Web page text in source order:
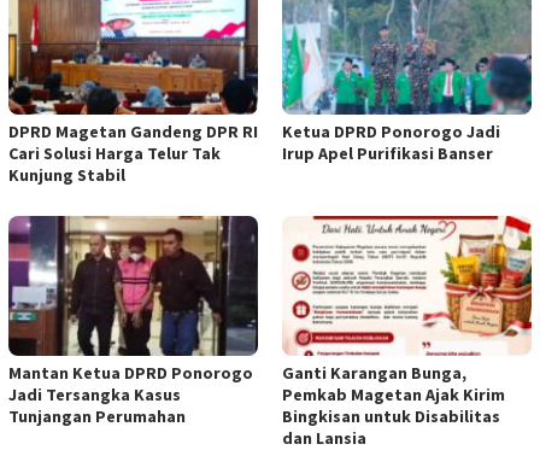
DPRD Magetan Gandeng DPR RI
Cari Solusi Harga Telur Tak
Kunjung Stabil
Ketua DPRD Ponorogo Jadi
Irup Apel Purifikasi Banser
Mantan Ketua DPRD Ponorogo
Jadi Tersangka Kasus
Tunjangan Perumahan
Ganti Karangan Bunga,
Pemkab Magetan Ajak Kirim
Bingkisan untuk Disabilitas
dan Lansia